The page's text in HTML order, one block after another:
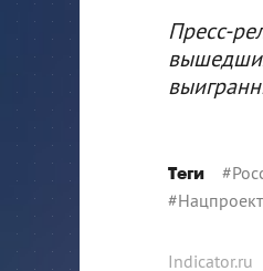
Пресс-
Теги #
#
Indicator.ru